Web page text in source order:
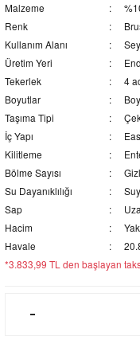
Malzeme
Renk
Kullanım Alanı
Üretim Yeri
Tekerlek
4
Boyutlar
Taşıma Tipi
İç Yapı
Kilitleme
Bölme Sayısı
Su Dayanıklılığı
Sap
Hacim
Havale
*3.833,99 TL den başlayan